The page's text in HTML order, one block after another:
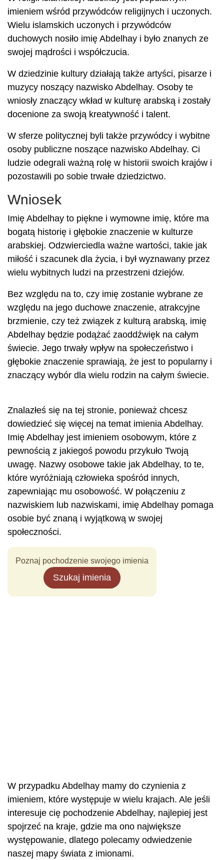
imieniem wśród przywódców religijnych i uczonych.
Wielu islamskich uczonych i przywódców
duchowych nosiło imię Abdelhay i było znanych ze
swojej mądrości i współczucia.
W dziedzinie kultury działają także artyści, pisarze i
muzycy noszący nazwisko Abdelhay. Osoby te
wniosły znaczący wkład w kulturę arabską i zostały
docenione za swoją kreatywność i talent.
W sferze politycznej byli także przywódcy i wybitne
osoby publiczne noszące nazwisko Abdelhay. Ci
ludzie odegrali ważną rolę w historii swoich krajów i
pozostawili po sobie trwałe dziedzictwo.
Wniosek
Imię Abdelhay to piękne i wymowne imię, które ma
bogatą historię i głębokie znaczenie w kulturze
arabskiej. Odzwierciedla ważne wartości, takie jak
miłość i szacunek dla życia, i był wyznawany przez
wielu wybitnych ludzi na przestrzeni dziejów.
Bez względu na to, czy imię zostanie wybrane ze
względu na jego duchowe znaczenie, atrakcyjne
brzmienie, czy też związek z kulturą arabską, imię
Abdelhay będzie podążać zaoddźwięk na całym
świecie. Jego trwały wpływ na społeczeństwo i
głębokie znaczenie sprawiają, że jest to popularny i
znaczący wybór dla wielu rodzin na całym świecie.
Znalazłeś się na tej stronie, ponieważ chcesz
dowiedzieć się więcej na temat imienia Abdelhay.
Imię Abdelhay jest imieniem osobowym, które z
pewnością z jakiegoś powodu przykuło Twoją
uwagę. Nazwy osobowe takie jak Abdelhay, to te,
które wyróżniają człowieka spośród innych,
zapewniając mu osobowość. W połączeniu z
nazwiskiem lub nazwiskami, imię Abdelhay pomaga
osobie być znaną i wyjątkową w swojej
społeczności.
Poznaj pochodzenie swojego imienia
Szukaj imienia
W przypadku Abdelhay mamy do czynienia z
imieniem, które występuje w wielu krajach. Ale jeśli
interesuje cię pochodzenie Abdelhay, najlepiej jest
spojrzeć na kraje, gdzie ma ono największe
występowanie, dlatego polecamy odwiedzenie
naszej mapy świata z imionami.